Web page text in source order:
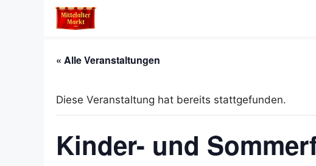
« Alle Veranstaltungen
Diese Veranstaltung hat bereits stattgefunden.
Kinder- und